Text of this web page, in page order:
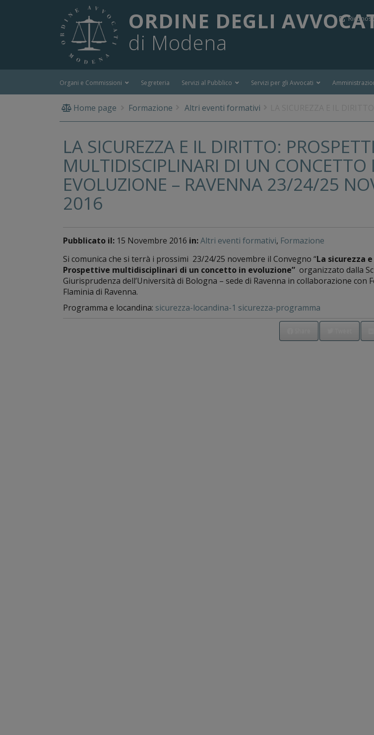
ORDINE DEGLI
di Modena
Organi e Commissioni Segreteria Servizi al Pubblico Servizi per gli Avvocati
Home page Formazione Altri eventi formativi
LA SICUREZZA E IL DIRITTO:
MULTIDISCIPLINARI DI UN CONCETTO
EVOLUZIONE – RAVENNA 23/24/25
2016
Pubblicato il: 15 Novembre 2016 in:Altri eventi formativi, Formazione
Si comunica che si terrà i prossimi 23/24/25 novembre il Convegno “La sicurezza
Prospettive multidisciplinari di un concetto in evoluzione” organizzato dalla
Giurisprudenza dell’Università di Bologna – sede di Ravenna in collaborazione con
Flaminia di Ravenna.
Programma e locandina: sicurezza-locandina-1 sicurezza-programma